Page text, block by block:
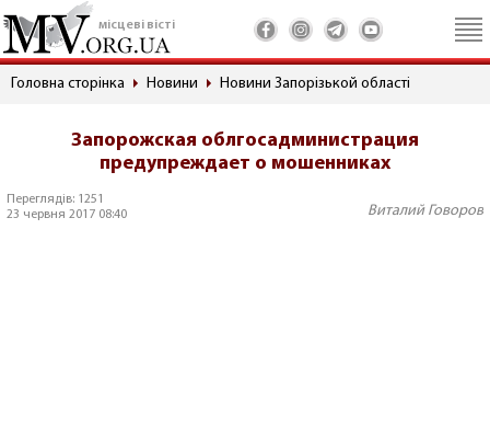
місцеві вісті
Головна сторінка Новини Новини Запорізькой області
Запорожская облгосадминистрация
предупреждает о мошенниках
Переглядів: 1251
23 червня 2017 08:40
Виталий Говоров